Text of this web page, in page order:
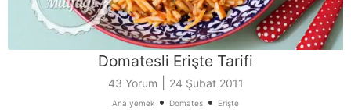
Domatesli Erişte Tarifi
43 Yorum 24 Şubat 2011
Ana yemek • Domates • Erişte